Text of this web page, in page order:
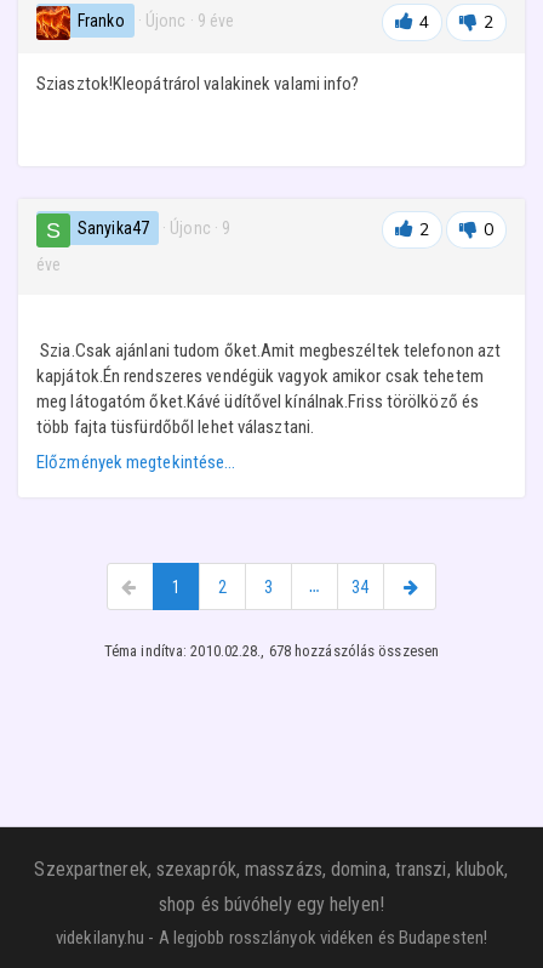
Franko · Újonc · 9 éve 4 2
Sziasztok!Kleopátrárol valakinek valami info?
Sanyika47 · Újonc · 9
éve
2 0
Szia.Csak ajánlani tudom őket.Amit megbeszéltek telefonon azt
kapjátok.Én rendszeres vendégük vagyok amikor csak tehetem
meg látogatóm őket.Kávé üdítővel kínálnak.Friss törölköző és
több fajta tüsfürdőből lehet választani.
Előzmények megtekintése…
1 2 3 … 34
Téma indítva: 2010.02.28., 678 hozzászólás összesen
Szexpartnerek, szexaprók, masszázs, domina, transzi, klubok,
shop és búvóhely egy helyen!
videkilany.hu - A legjobb rosszlányok vidéken és Budapesten!